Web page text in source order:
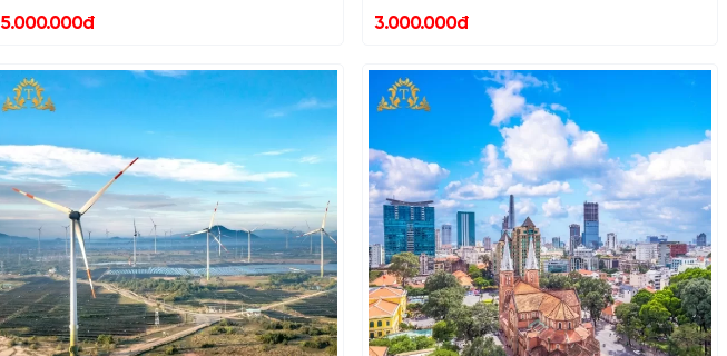
5.000.000đ 3.000.000đ